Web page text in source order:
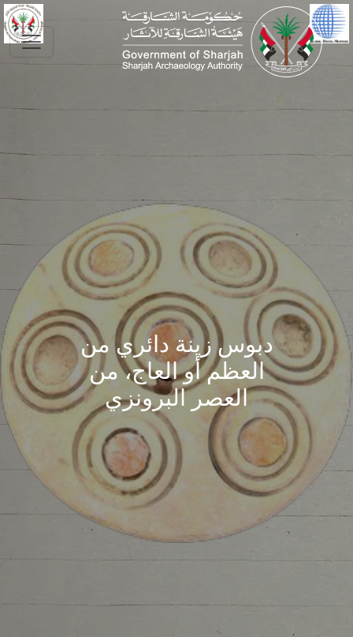
Skip to main
دبوس زينة دائري من
العظم أو العاج، من
العصر البرونزي